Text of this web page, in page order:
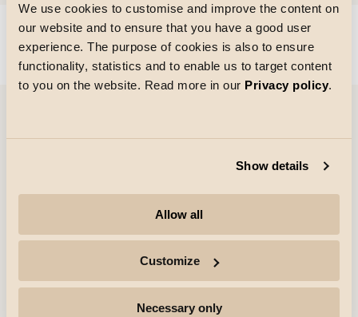
We use cookies to customise and improve the content on
our website and to ensure that you have a good user
experience. The purpose of cookies is also to ensure
functionality, statistics and to enable us to target content
to you on the website. Read more in our Privacy policy.
Show details
Allow all
Customize
Necessary only
Could not load articles. Please refresh the page.